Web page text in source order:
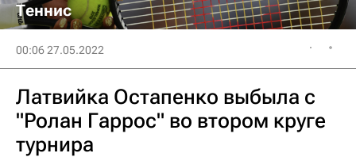
Теннис
00:06 27.05.2022
Латвийка Остапенко выбыла с
"Ролан Гаррос" во втором круге
турнира